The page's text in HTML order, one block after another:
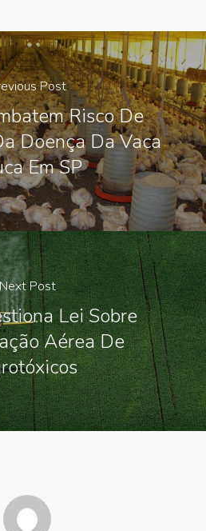
Post
Risco De
Doença Da Vaca
Em SP
Post
Lei Sobre
Aérea De